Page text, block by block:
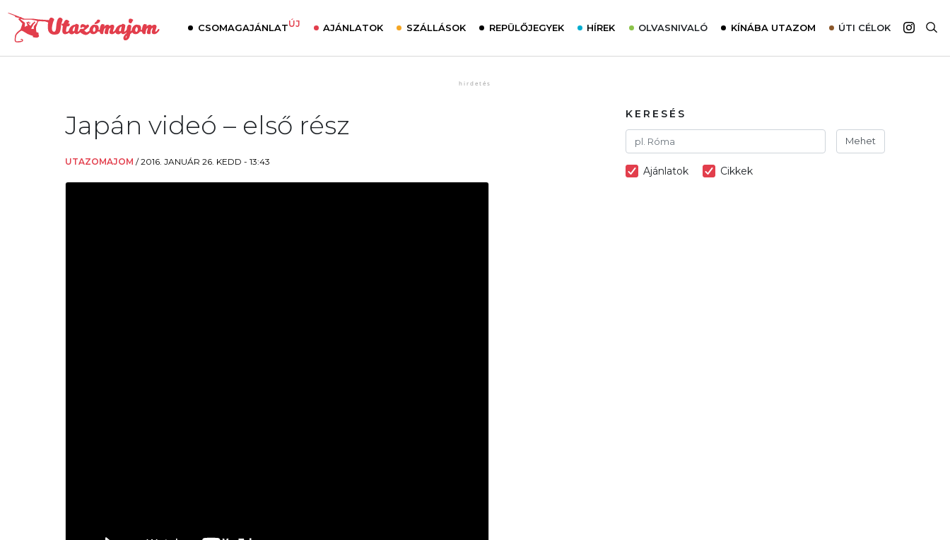
CSOMAGAJÁNLATÚJ AJÁNLATOK SZÁLLÁSOK REPÜLŐJEGYEK HÍREK OLVASNIVALÓ
Interjú
Élménybeszámolók
KÍNÁBA UTAZOM ÚTI CÉLOK
Ausztrália
Japán videó – első rész
UTAZOMAJOM /2016. JANUÁR 26. KEDD - 13:43
KERESÉS
Mehet
Ajánlatok Cikkek